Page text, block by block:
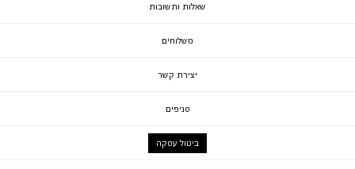
שאלות ותשובות
משלוחים
יצירת קשר
סניפים
ביטול עסקה